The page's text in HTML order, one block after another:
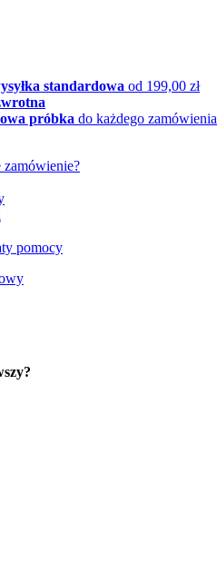
standardowa od 199,00 zł
próbka do każdego zamówienia
zamówienie?
pomocy